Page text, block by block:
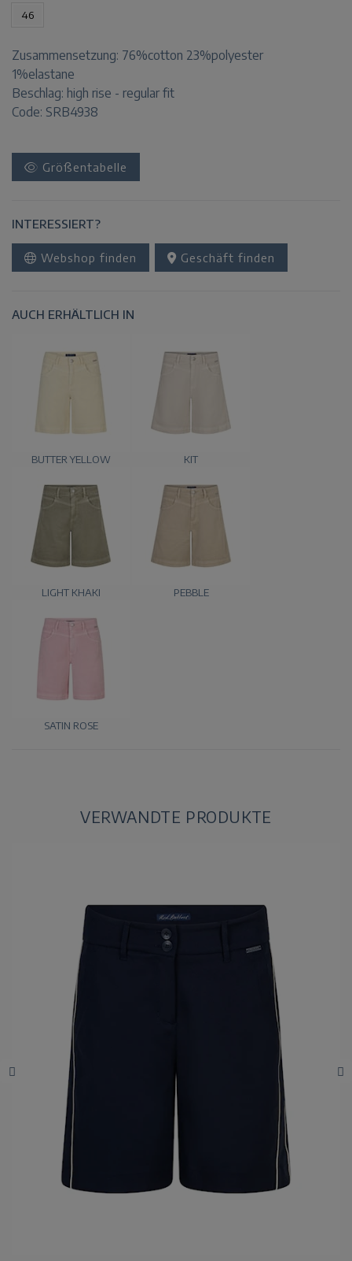
46
Zusammensetzung: 76%cotton 23%polyester
1%elastane
Beschlag: high rise - regular fit
Code: SRB4938
Größentabelle
INTERESSIERT?
Webshop finden Geschäft finden
AUCH ERHÄLTLICH IN
BUTTER YELLOW KIT
LIGHT KHAKI PEBBLE
SATIN ROSE
VERWANDTE PRODUKTE